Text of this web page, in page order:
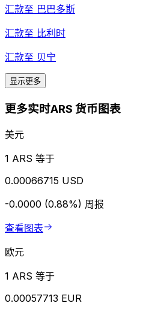
汇款至 巴巴多斯
汇款至 比利时
汇款至 贝宁
显示更多
更多实时ARS 货币图表
美元
1 ARS 等于
0.00066715 USD
-0.0000 (0.88%) 周报
查看图表
欧元
1 ARS 等于
0.00057713 EUR